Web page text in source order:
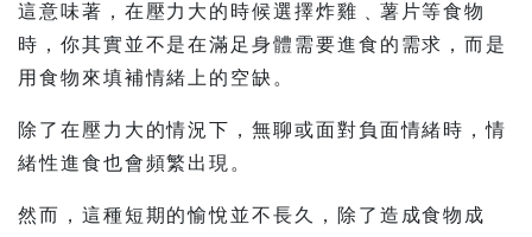
這意味著，在壓力大的時候選擇炸雞﹑薯片等食物
時，你其實並不是在滿足身體需要進食的需求，而是
用食物來填補情緒上的空缺。
除了在壓力大的情況下，無聊或面對負面情緒時，情
緒性進食也會頻繁出現。
然而，這種短期的愉悅並不長久，除了造成食物成